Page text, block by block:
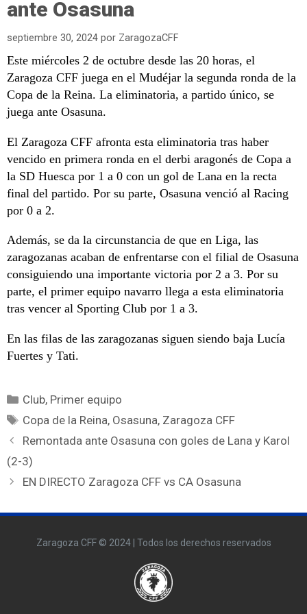
ante Osasuna
septiembre 30, 2024 por ZaragozaCFF
Este miércoles 2 de octubre desde las 20 horas, el
Zaragoza CFF juega en el Mudéjar la segunda ronda de la
Copa de la Reina. La eliminatoria, a partido único, se
juega ante Osasuna.
El Zaragoza CFF afronta esta eliminatoria tras haber
vencido en primera ronda en el derbi aragonés de Copa a
la SD Huesca por 1 a 0 con un gol de Lana en la recta
final del partido. Por su parte, Osasuna venció al Racing
por 0 a 2.
Además, se da la circunstancia de que en Liga, las
zaragozanas acaban de enfrentarse con el filial de Osasuna
consiguiendo una importante victoria por 2 a 3. Por su
parte, el primer equipo navarro llega a esta eliminatoria
tras vencer al Sporting Club por 1 a 3.
En las filas de las zaragozanas siguen siendo baja Lucía
Fuertes y Tati.
Club, Primer equipo
Copa de la Reina, Osasuna, Zaragoza CFF
Remontada ante Osasuna con goles de Lana y Karol
(2-3)
EN DIRECTO Zaragoza CFF vs CA Osasuna
Zaragoza CFF © 2024 | Todos los derechos reservados